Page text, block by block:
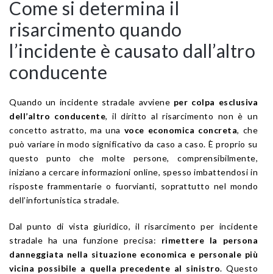
Come si determina il
risarcimento quando
l’incidente è causato dall’altro
conducente
Quando un incidente stradale avviene per colpa esclusiva
dell’altro conducente, il diritto al risarcimento non è un
concetto astratto, ma una voce economica concreta, che
può variare in modo significativo da caso a caso. È proprio su
questo punto che molte persone, comprensibilmente,
iniziano a cercare informazioni online, spesso imbattendosi in
risposte frammentarie o fuorvianti, soprattutto nel mondo
dell’infortunistica stradale.
Dal punto di vista giuridico, il risarcimento per incidente
stradale ha una funzione precisa: rimettere la persona
danneggiata nella situazione economica e personale più
vicina possibile a quella precedente al sinistro. Questo